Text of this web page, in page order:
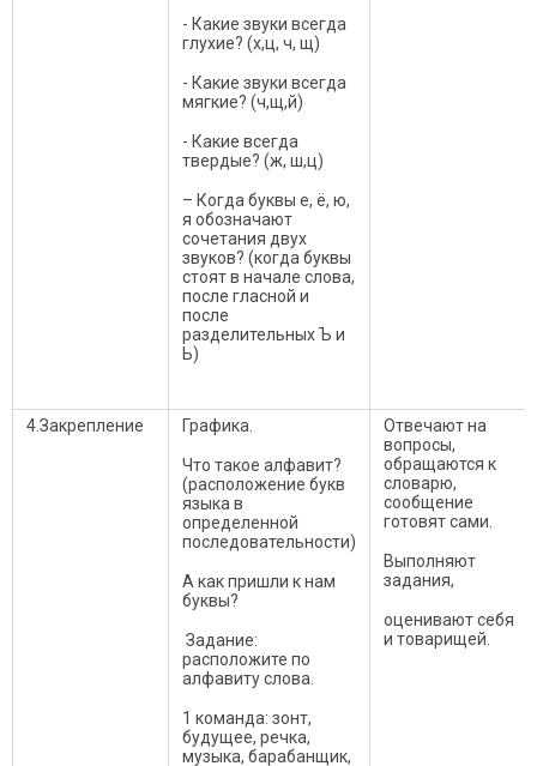
- Какие звуки всегда
глухие? (х,ц, ч, щ)
- Какие звуки всегда
мягкие? (ч,щ,й)
- Какие всегда
твердые? (ж, ш,ц)
– Когда буквы е, ё, ю,
я обозначают
сочетания двух
звуков? (когда буквы
стоят в начале слова,
после гласной и
после
разделительных Ъ и
Ь)
4.Закрепление Графика.
Что такое алфавит?
(расположение букв
языка в
определенной
последовательности)
А как пришли к нам
буквы?
Задание:
расположите по
алфавиту слова.
1 команда: зонт,
будущее, речка,
музыка, барабанщик,
Отвечают на
вопросы,
обращаются к
словарю,
сообщение
готовят сами.
Выполняют
задания,
оценивают себя
и товарищей.